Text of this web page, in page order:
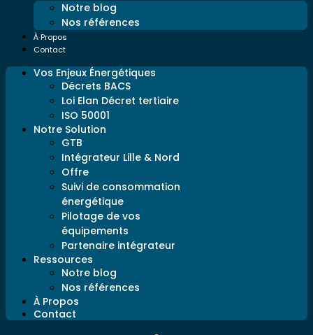
Notre blog
Nos références
À Propos
Contact
Vos Enjeux Énergétiques
Décrets BACS
Loi Elan Décret tertiaire
ISO 50001
Notre Solution
GTB
Intégrateur Lille & Nord
Offre
Suivi de consommation
énergétique
Pilotage de vos
équipements
Partenaire intégrateur
Ressources
Notre blog
Nos références
À Propos
Contact